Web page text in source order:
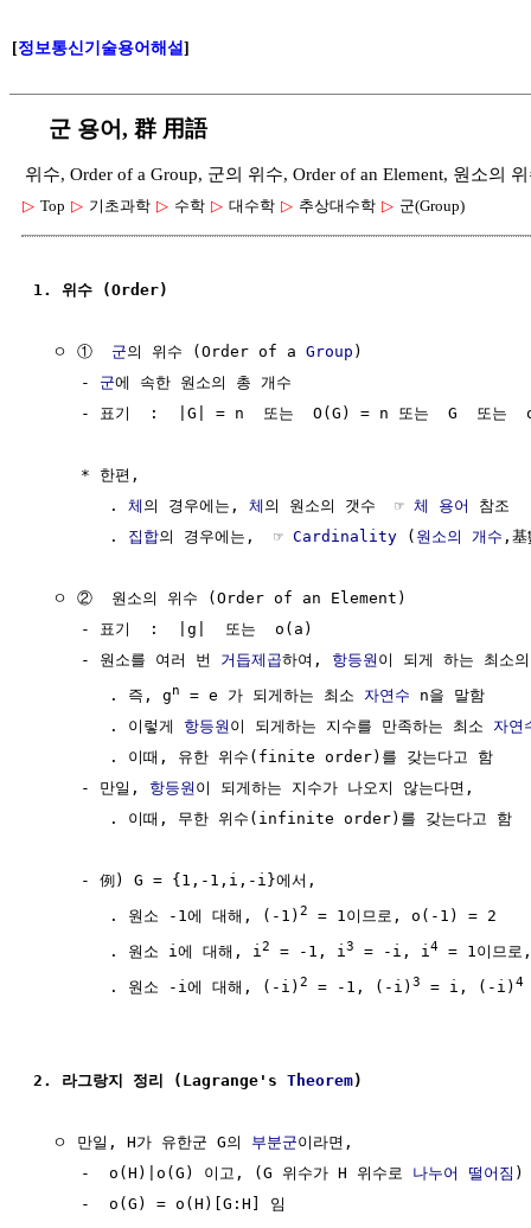
[정보통신기술용어해설]
군 용어, 群 用語
위수, Order of a Group, 군의 위수, Order of an Element, 원소의
▷ Top ▷ 기초과학 ▷ 수학 ▷ 대수학 ▷ 추상대수학 ▷ 군(Group)
1. 위수 (Order)
  ㅇ ①
군의 위수 (Order of a Group )
     -
군에 속한 원소의 총 개수
- 표기  :  |G| = n  또는  O(G) = n 또는  G  또는
     * 한편,
        .
체 의 경우에는, 체 의 원소의 갯수  ☞ 체 용어
참조
        .
집합의 경우에는,  ☞ Cardinality ( 원소의 개수 ,
  ㅇ ②  원소의 위수 (Order of an Element)
     - 표기  :  |g|  또는  o(a)
     - 원소를 여러 번
거듭제곱하여, 항등원 이 되게 하는 최소
        . 즉, g
n = e 가 되게하는 최소 자연수 n을 말함
        . 이렇게
항등원 이 되게하는 지수를 만족하는 최소 자연
        . 이때, 유한 위수(finite order)를 갖는다고 함
     - 만일,
항등원 이 되게하는 지수가 나오지 않는다면,
        . 이때, 무한 위수(infinite order)를 갖는다고 함
     - 例) G = {1,-1,i,-i}에서,
        . 원소 -1에 대해, (-1)
2 = 1이므로, o(-1) = 2
        . 원소 i에 대해, i
2 = -1, i3 = -i, i4 = 1이므
        . 원소 -i에 대해, (-i)
2 = -1, (-i) 3 = i, (-i) 4
2. 라그랑지 정리 (Lagrange's Theorem)
  ㅇ 만일, H가 유한군 G의
부분군이라면,
     -  o(H)|o(G) 이고, (G 위수가 H 위수로
나누어 떨어짐